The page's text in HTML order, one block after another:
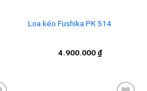
Loa kéo Fushika PK 514
4.900.000 ₫